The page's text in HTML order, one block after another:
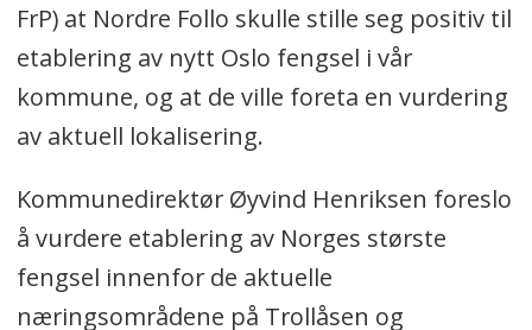
FrP) at Nordre Follo skulle stille seg positiv til
etablering av nytt Oslo fengsel i vår
kommune, og at de ville foreta en vurdering
av aktuell lokalisering.
Kommunedirektør Øyvind Henriksen foreslo
å vurdere etablering av Norges største
fengsel innenfor de aktuelle
næringsområdene på Trollåsen og